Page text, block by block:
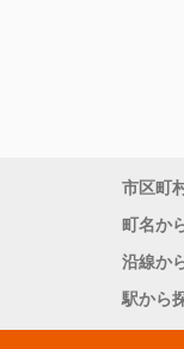
市区町
町名か
沿線か
駅から